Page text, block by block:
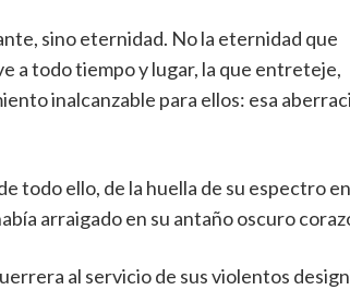
sino eternidad. No la eternidad que
a todo tiempo y lugar, la que entreteje,
inalcanzable para ellos: esa
todo ello, de la huella de su espectro
arraigado en su antaño oscuro
al servicio de sus violentos